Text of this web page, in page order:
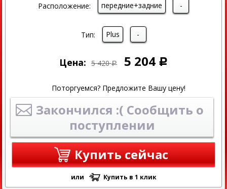
Расположение: передние+задние -
Тип: Plus -
Цена: 5 420 Р 5 204 Р
Поторгуемся? Предложите Вашу цену!
Закончился :( Сообщить о
поступлении
Купить сейчас
или Купить в 1 клик